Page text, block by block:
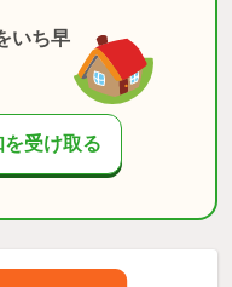
いち早
受け取る